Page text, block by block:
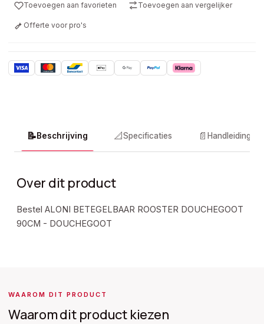
Toevoegen aan favorieten Toevoegen aan vergelijker
Offerte voor pro's
📝Beschrijving 📐Specificaties 📄 Handleidingen
Over dit product
Bestel ALONI BETEGELBAAR ROOSTER DOUCHEGOOT
90CM - DOUCHEGOOT
WAAROM DIT PRODUCT
Waarom dit product kiezen